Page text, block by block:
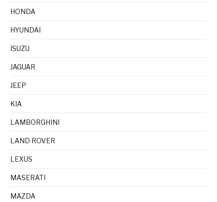
HONDA
HYUNDAI
ISUZU
JAGUAR
JEEP
KIA
LAMBORGHINI
LAND ROVER
LEXUS
MASERATI
MAZDA